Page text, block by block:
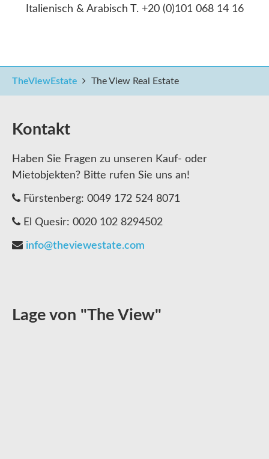
Italienisch & Arabisch T. +20 (0)101 068 14 16
TheViewEstate The View Real Estate
Kontakt
Haben Sie Fragen zu unseren Kauf- oder
Mietobjekten? Bitte rufen Sie uns an!
Fürstenberg: 0049 172 524 8071
El Quesir: 0020 102 8294502
info@theviewestate.com
Lage von "The View"